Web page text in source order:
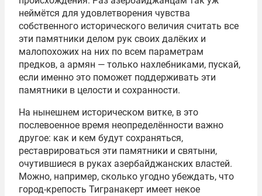
неймётся для удовлетворения чувства
собственного исторического величия считать все
эти памятники делом рук своих далёких и
малопохожих на них по всем параметрам
предков, а армян — только нахлебниками, пускай,
если именно это поможет поддерживать эти
памятники в целости и сохранности.
На нынешнем историческом витке, в это
послевоенное время неопределённости важно
другое: как и кем будут сохраняться,
реставрироваться эти памятники и святыни,
очутившиеся в руках азербайджанских властей.
Можно, например, сколько угодно убеждать, что
город-крепость Тигранакерт имеет некое